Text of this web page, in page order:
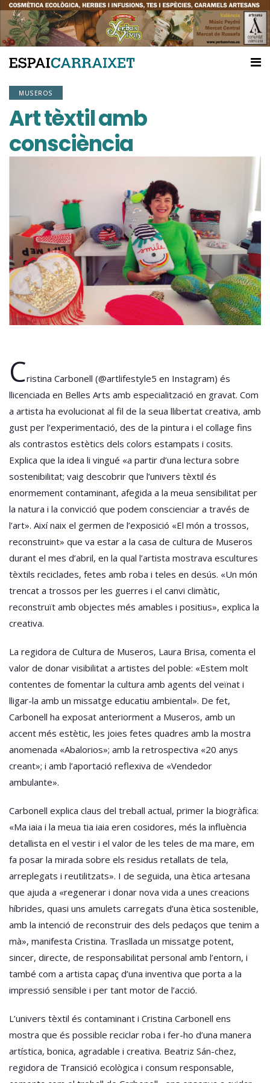
MUSEROS
Art tèxtil amb
consciència
Cristina Carbonell (@artlifestyle5 en Instagram) és
llicenciada en Belles Arts amb especialització en gravat. Com
a artista ha evolucionat al fil de la seua llibertat creativa, amb
gust per l’experimentació, des de la pintura i el collage fins
als contrastos estètics dels colors estampats i cosits.
Explica que la idea li vingué «a partir d’una lectura sobre
sostenibilitat; vaig descobrir que l’univers tèxtil és
enormement contaminant, afegida a la meua sensibilitat per
la natura i la convicció que podem conscienciar a través de
l’art». Així naix el germen de l’exposició «El món a trossos,
reconstruint» que va estar a la casa de cultura de Museros
durant el mes d’abril, en la qual l’artista mostrava escultures
tèxtils reciclades, fetes amb roba i teles en desús. «Un món
trencat a trossos per les guerres i el canvi climàtic,
reconstruït amb objectes més amables i positius», explica la
creativa.
La regidora de Cultura de Museros, Laura Brisa, comenta el
valor de donar visibilitat a artistes del poble: «Estem molt
contentes de fomentar la cultura amb agents del veïnat i
lligar-la amb un missatge educatiu ambiental». De fet,
Carbonell ha exposat anteriorment a Museros, amb un
accent més estètic, les joies fetes quadres amb la mostra
anomenada «Abalorios»; amb la retrospectiva «20 anys
creant»; i amb l’aportació reflexiva de «Vendedor
ambulante».
Carbonell explica claus del treball actual, primer la biogràfica:
«Ma iaia i la meua tia iaia eren cosidores, més la influència
detallista en el vestir i el valor de les teles de ma mare, em
fa posar la mirada sobre els residus retallats de tela,
arreplegats i reutilitzats». I de seguida, una ètica artesana
que ajuda a «regenerar i donar nova vida a unes creacions
híbrides, quasi uns amulets carregats d’una ètica sostenible,
amb la intenció de reconstruir des dels pedaços que tenim a
mà», manifesta Cristina. Trasllada un missatge potent,
sincer, directe, de responsabilitat personal amb l’entorn, i
també com a artista capaç d’una inventiva que porta a la
impressió sensible i per tant motor de l’acció.
L’univers tèxtil és contaminant i Cristina Carbonell ens
mostra que és possible reciclar roba i fer-ho d’una manera
artística, bonica, agradable i creativa. Beatriz Sán-chez,
regidora de Transició ecològica i consum responsable,